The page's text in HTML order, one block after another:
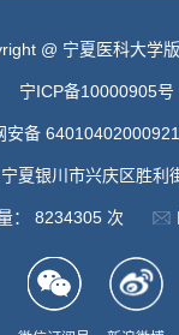
@ 宁夏医科大学
宁ICP备10000905号
安备
夏银川市兴庆区胜利
： 8234305 次